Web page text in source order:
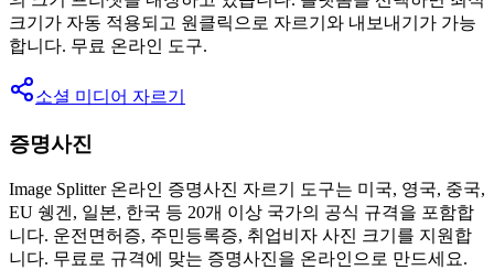
크기가 자동 적용되고 원클릭으로 자르기와 내보내기가 가능
합니다. 무료 온라인 도구.
소셜 미디어 자르기
증명사진
Image Splitter 온라인 증명사진 자르기 도구는 미국, 영국, 중국,
EU 쉥겐, 일본, 한국 등 20개 이상 국가의 공식 규격을 포함합
니다. 운전면허증, 주민등록증, 취업비자 사진 크기를 지원합
니다. 무료로 규격에 맞는 증명사진을 온라인으로 만드세요.